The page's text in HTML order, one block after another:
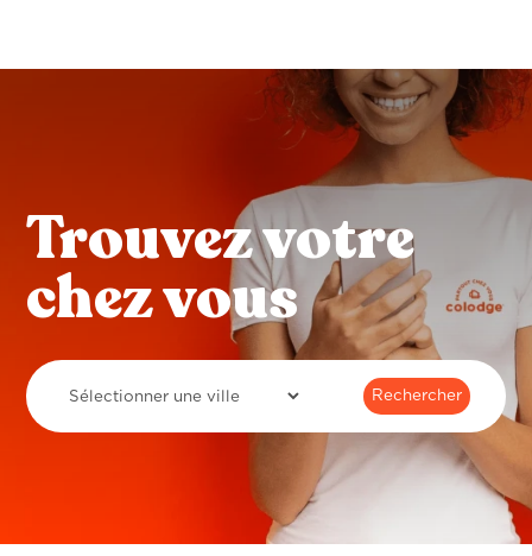
Trouvez votre
chez vous